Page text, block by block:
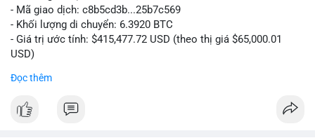
- Mã giao dịch: c8b5cd3b...25b7c569
- Khối lượng di chuyển: 6.3920 BTC
- Giá trị ước tính: $415,477.72 USD (theo thị giá $65,000.01
USD)
nghìn USD được xác nhận trong mempool, mức chuyển động
Đọc thêm